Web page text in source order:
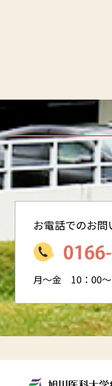
お電話でのお問
月～金 10：00